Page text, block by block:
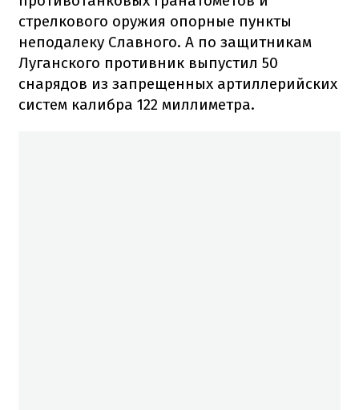
стрелкового оружия опорные пункты
неподалеку Славного. А по защитникам
Луганского противник выпустил 50
снарядов из запрещенных артиллерийских
систем калибра 122 миллиметра.